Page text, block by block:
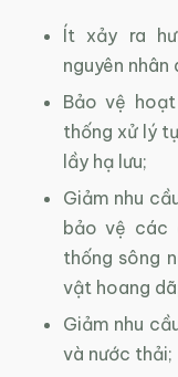
Ít xảy ra
nguyên nhân
Bảo vệ
thống xử lý
lầy hạ lưu;
Giảm nhu
bảo vệ các
thống sông
vật hoang
Giảm nhu
và nước thải;